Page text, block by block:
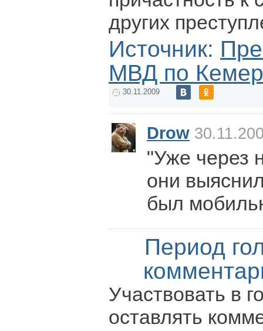
других
Источник:
МВД по
30.11.2009
Drow
"Уже через
они
был
Период
Участвовать в
оставлять